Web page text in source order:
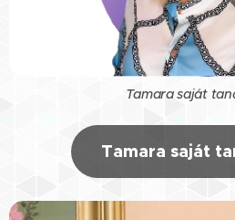
Tamara saját
Tamara saját